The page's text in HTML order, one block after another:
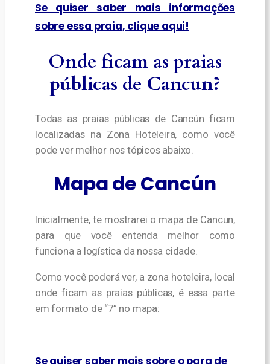
Se quiser saber mais informações
sobre essa praia, clique aqui!
Onde ficam as praias
públicas de Cancun?
Todas as praias públicas de Cancún ficam
localizadas na Zona Hoteleira, como você
pode ver melhor nos tópicos abaixo.
Mapa de Cancún
Inicialmente, te mostrarei o mapa de Cancun,
para que você entenda melhor como
funciona a logística da nossa cidade.
Como você poderá ver, a zona hoteleira, local
onde ficam as praias públicas, é essa parte
em formato de “7” no mapa: